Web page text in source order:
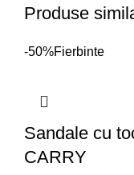
Produse
-50%Fierbinte
Sandale cu
CARRY